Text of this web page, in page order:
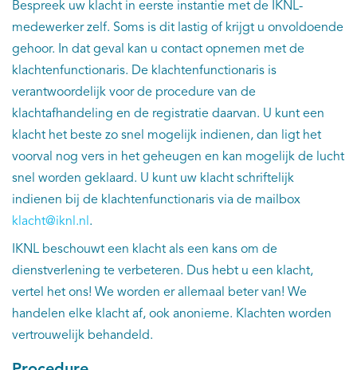
Bespreek uw klacht in eerste instantie met de IKNL-
medewerker zelf. Soms is dit lastig of krijgt u onvoldoende
gehoor. In dat geval kan u contact opnemen met de
klachtenfunctionaris. De klachtenfunctionaris is
verantwoordelijk voor de procedure van de
klachtafhandeling en de registratie daarvan. U kunt een
klacht het beste zo snel mogelijk indienen, dan ligt het
voorval nog vers in het geheugen en kan mogelijk de lucht
snel worden geklaard. U kunt uw klacht schriftelijk
indienen bij de klachtenfunctionaris via de mailbox
klacht@iknl.nl .
IKNL beschouwt een klacht als een kans om de
dienstverlening te verbeteren. Dus hebt u een klacht,
vertel het ons! We worden er allemaal beter van! We
handelen elke klacht af, ook anonieme. Klachten worden
vertrouwelijk behandeld.